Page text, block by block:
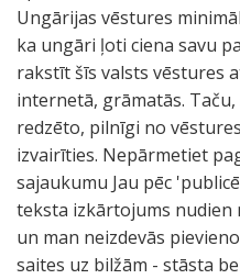
Ungārijas vēstures
ka ungāri ļoti ciena savu
rakstīt šīs valsts vēstures
internetā, grāmatās.
redzēto, pilnīgi no
izvairīties. Nepārmetiet
sajaukumu Jau pēc
teksta izkārtojums nudien
un man neizdevās
saites uz bilžām - stāsta